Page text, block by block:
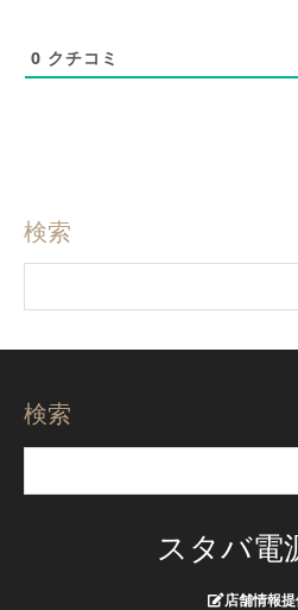
0 クチコミ
検索
検索
スタバ電
店舗情報